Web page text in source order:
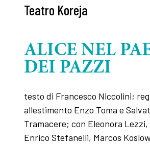
Teatro Koreja
ALICE NEL
DEI PAZZI
testo di Francesco Niccolini;
allestimento Enzo Toma e
Tramacere; con Eleonora Lezzi,
Enrico Stefanelli, Marcos